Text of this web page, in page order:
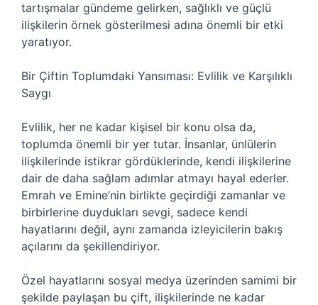
tartışmalar gündeme gelirken, sağlıklı ve güçlü
ilişkilerin örnek gösterilmesi adına önemli bir etki
yaratıyor.
Bir Çiftin Toplumdaki Yansıması: Evlilik ve Karşılıklı
Saygı
Evlilik, her ne kadar kişisel bir konu olsa da,
toplumda önemli bir yer tutar. İnsanlar, ünlülerin
ilişkilerinde istikrar gördüklerinde, kendi ilişkilerine
dair de daha sağlam adımlar atmayı hayal ederler.
Emrah ve Emine’nin birlikte geçirdiği zamanlar ve
birbirlerine duydukları sevgi, sadece kendi
hayatlarını değil, aynı zamanda izleyicilerin bakış
açılarını da şekillendiriyor.
Özel hayatlarını sosyal medya üzerinden samimi bir
şekilde paylaşan bu çift, ilişkilerinde ne kadar